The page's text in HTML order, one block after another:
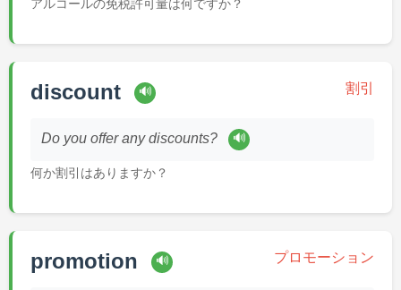
アルコールの免税許可量は何ですか？
discount 🔊 割引
Do you offer any discounts? 🔊
何か割引はありますか？
promotion 🔊 プロモーション